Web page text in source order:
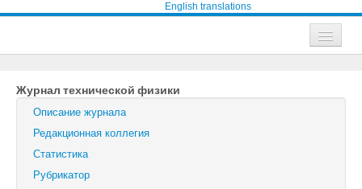
English translations
Журнал технической физики
Письма в Журнал технической физики
Физика твердого тела
Журнал технической физики
Описание журнала
Редакционная коллегия
Статистика
Рубрикатор